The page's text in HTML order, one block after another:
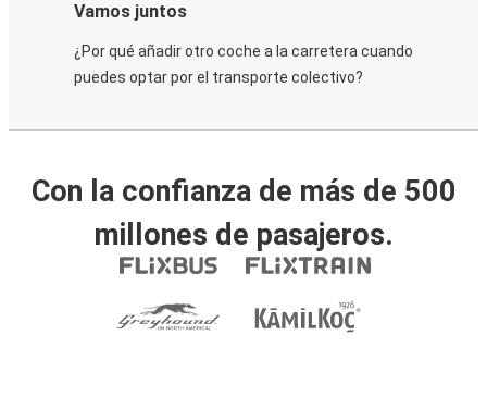
Vamos juntos
¿Por qué añadir otro coche a la carretera cuando
puedes optar por el transporte colectivo?
Con la confianza de más de 500
millones de pasajeros.